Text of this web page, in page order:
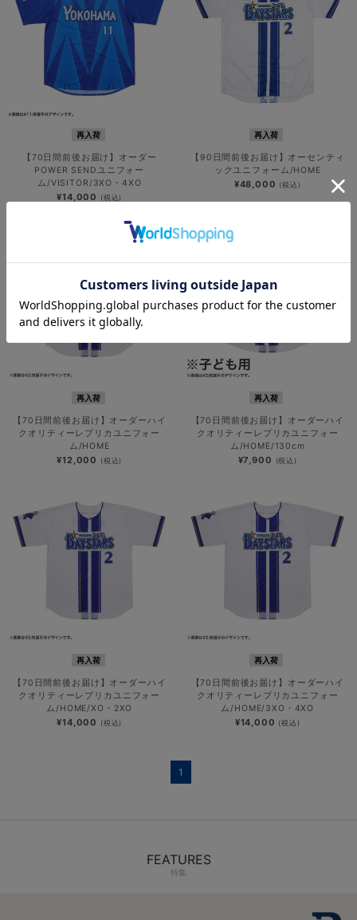
再入荷
【70日間前後お届け】オーダー
POWER SENDユニフォー
ム/VISITOR/3XO・4XO
¥14,000 (税込)
再入荷
【90日間前後お届け】オーセンティ
ックユニフォーム/HOME
¥48,000 (税込)
再入荷
【70日間前後お届け】オーダーハイ
クオリティーレプリカユニフォー
ム/HOME
¥12,000 (税込)
再入荷
【70日間前後お届け】オーダーハイ
クオリティーレプリカユニフォー
ム/HOME/130cm
¥7,900 (税込)
再入荷
【70日間前後お届け】オーダーハイ
クオリティーレプリカユニフォー
ム/HOME/XO・2XO
¥14,000 (税込)
再入荷
【70日間前後お届け】オーダーハイ
クオリティーレプリカユニフォー
ム/HOME/3XO・4XO
¥14,000 (税込)
1
FEATURES
特集